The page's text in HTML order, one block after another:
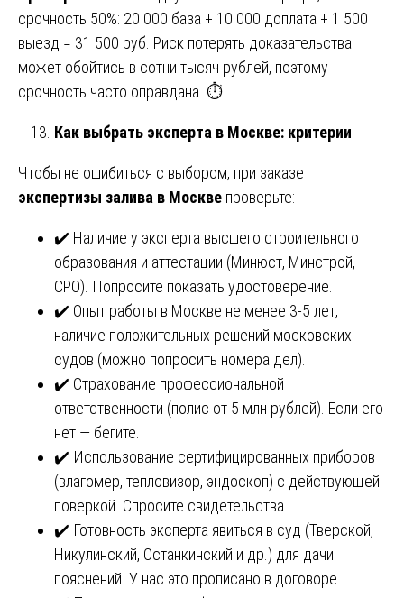
срочность 50%: 20 000 база + 10 000 доплата + 1 500
выезд = 31 500 руб. Риск потерять доказательства
может обойтись в сотни тысяч рублей, поэтому
срочность часто оправдана. ⏱️
Как выбрать эксперта в Москве: критерии
Чтобы не ошибиться с выбором, при заказе
экспертизы залива в Москве проверьте:
✔️ Наличие у эксперта высшего строительного
образования и аттестации (Минюст, Минстрой,
СРО). Попросите показать удостоверение.
✔️ Опыт работы в Москве не менее 3-5 лет,
наличие положительных решений московских
судов (можно попросить номера дел).
✔️ Страхование профессиональной
ответственности (полис от 5 млн рублей). Если его
нет — бегите.
✔️ Использование сертифицированных приборов
(влагомер, тепловизор, эндоскоп) с действующей
поверкой. Спросите свидетельства.
✔️ Готовность эксперта явиться в суд (Тверской,
Никулинский, Останкинский и др.) для дачи
пояснений. У нас это прописано в договоре.